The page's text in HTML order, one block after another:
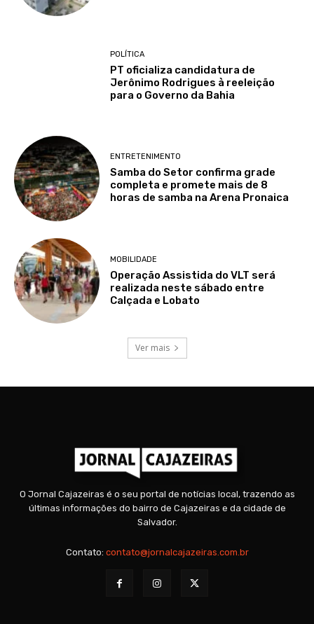
POLÍTICA
PT oficializa candidatura de
Jerônimo Rodrigues à reeleição
para o Governo da Bahia
ENTRETENIMENTO
Samba do Setor confirma grade
completa e promete mais de 8
horas de samba na Arena Pronaica
MOBILIDADE
Operação Assistida do VLT será
realizada neste sábado entre
Calçada e Lobato
Ver mais
O Jornal Cajazeiras é o seu portal de notícias local, trazendo as
últimas informações do bairro de Cajazeiras e da cidade de
Salvador.
Contato: contato@jornalcajazeiras.com.br